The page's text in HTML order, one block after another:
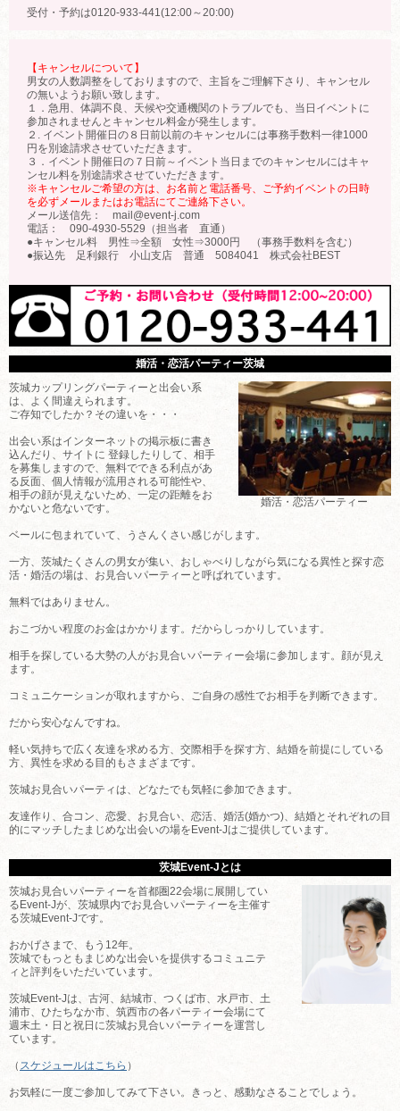
受付・予約は0120-933-441(12:00～20:00)
【キャンセルについて】
男女の人数調整をしておりますので、主旨をご理解下さり、キャンセル
の無いようお願い致します。
１．急用、体調不良、天候や交通機関のトラブルでも、当日イベントに
参加されませんとキャンセル料金が発生します。
２. イベント開催日の８日前以前のキャンセルには事務手数料一律1000
円を別途請求させていただきます。
３．イベント開催日の７日前～イベント当日までのキャンセルにはキャ
ンセル料を別途請求させていただきます。
※キャンセルご希望の方は、お名前と電話番号、ご予約イベントの日時
を必ずメールまたはお電話にてご連絡下さい。
メール送信先： mail@event-j.com
電話： 090-4930-5529（担当者 直通）
●キャンセル料 男性⇒全額 女性⇒3000円 （事務手数料を含む）
●振込先 足利銀行 小山支店 普通 5084041 株式会社BEST
婚活・恋活パーティー茨城
婚活・恋活パーティー
茨城カップリングパーティーと出会い系
は、よく間違えられます。
ご存知でしたか？その違いを・・・
出会い系はインターネットの掲示板に書き
込んだり、サイトに 登録したりして、相手
を募集しますので、無料でできる利点があ
る反面、個人情報が流用される可能性や、
相手の顔が見えないため、一定の距離をお
かないと危ないです。
ベールに包まれていて、うさんくさい感じがします。
一方、茨城たくさんの男女が集い、おしゃべりしながら気になる異性と探す恋
活・婚活の場は、お見合いパーティーと呼ばれています。
無料ではありません。
おこづかい程度のお金はかかります。だからしっかりしています。
相手を探している大勢の人がお見合いパーティー会場に参加します。顔が見え
ます。
コミュニケーションが取れますから、ご自身の感性でお相手を判断できます。
だから安心なんですね。
軽い気持ちで広く友達を求める方、交際相手を探す方、結婚を前提にしている
方、異性を求める目的もさまざまです。
茨城お見合いパーティは、どなたでも気軽に参加できます。
友達作り、合コン、恋愛、お見合い、恋活、婚活(婚かつ)、結婚とそれぞれの目
的にマッチしたまじめな出会いの場をEvent-Jはご提供しています。
茨城Event-Jとは
茨城お見合いパーティーを首都圏22会場に展開してい
るEvent-Jが、茨城県内でお見合いパーティーを主催す
る茨城Event-Jです。
おかげさまで、もう12年。
茨城でもっともまじめな出会いを提供するコミュニテ
ィと評判をいただいています。
茨城Event-Jは、古河、結城市、つくば市、水戸市、土
浦市、ひたちなか市、筑西市の各パーティー会場にて
週末土・日と祝日に茨城お見合いパーティーを運営し
ています。
（ スケジュールはこちら ）
お気軽に一度ご参加してみて下さい。きっと、感動なさることでしょう。